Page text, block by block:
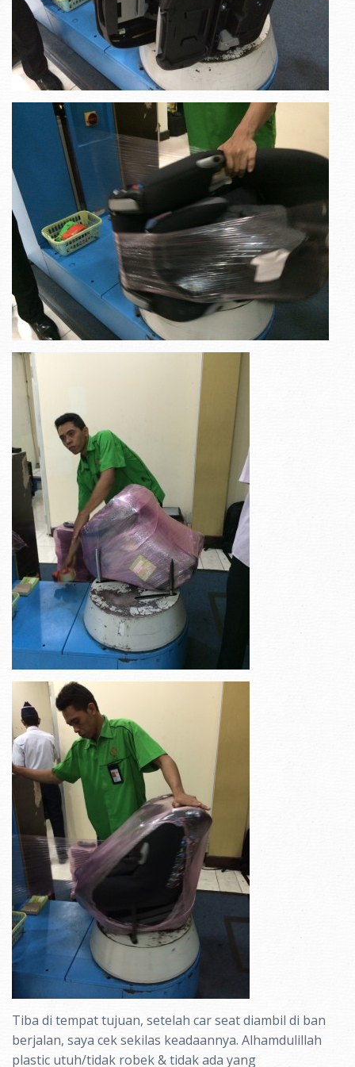
Tiba di tempat tujuan, setelah car seat diambil di ban
berjalan, saya cek sekilas keadaannya. Alhamdulillah
plastic utuh/tidak robek & tidak ada yang